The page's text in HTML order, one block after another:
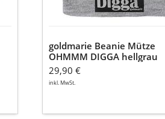
goldmarie Beanie Mütze
OHMMM DIGGA hellgrau
melange
29,90 €
inkl. MwSt.